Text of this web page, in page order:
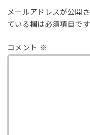
メールアドレスが公開
ている欄は必須項目です
コメント ※